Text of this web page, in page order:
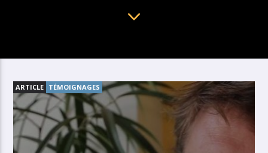
ARTICLE TÉMOIGNAGES